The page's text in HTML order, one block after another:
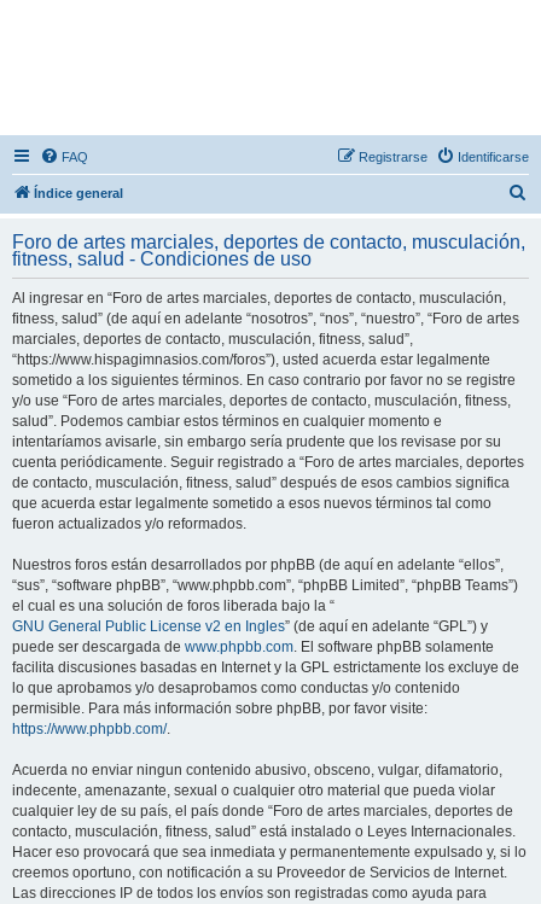
FAQ Identificarse
Registrarse
Índice general
c
Foro de artes marciales, deportes de contacto, musculación,
fitness, salud - Condiciones de uso
Al ingresar en “Foro de artes marciales, deportes de contacto, musculación,
fitness, salud” (de aquí en adelante “nosotros”, “nos”, “nuestro”, “Foro de artes
marciales, deportes de contacto, musculación, fitness, salud”,
“https://www.hispagimnasios.com/foros”), usted acuerda estar legalmente
sometido a los siguientes términos. En caso contrario por favor no se registre
y/o use “Foro de artes marciales, deportes de contacto, musculación, fitness,
salud”. Podemos cambiar estos términos en cualquier momento e
intentaríamos avisarle, sin embargo sería prudente que los revisase por su
cuenta periódicamente. Seguir registrado a “Foro de artes marciales, deportes
de contacto, musculación, fitness, salud” después de esos cambios significa
que acuerda estar legalmente sometido a esos nuevos términos tal como
fueron actualizados y/o reformados.
Nuestros foros están desarrollados por phpBB (de aquí en adelante “ellos”,
“sus”, “software phpBB”, “www.phpbb.com”, “phpBB Limited”, “phpBB Teams”)
el cual es una solución de foros liberada bajo la “
GNU General Public License v2 en Ingles” (de aquí en adelante “GPL”) y
puede ser descargada de www.phpbb.com. El software phpBB solamente
facilita discusiones basadas en Internet y la GPL estrictamente los excluye de
lo que aprobamos y/o desaprobamos como conductas y/o contenido
permisible. Para más información sobre phpBB, por favor visite:
https://www.phpbb.com/.
Acuerda no enviar ningun contenido abusivo, obsceno, vulgar, difamatorio,
indecente, amenazante, sexual o cualquier otro material que pueda violar
cualquier ley de su país, el país donde “Foro de artes marciales, deportes de
contacto, musculación, fitness, salud” está instalado o Leyes Internacionales.
Hacer eso provocará que sea inmediata y permanentemente expulsado y, si lo
creemos oportuno, con notificación a su Proveedor de Servicios de Internet.
Las direcciones IP de todos los envíos son registradas como ayuda para